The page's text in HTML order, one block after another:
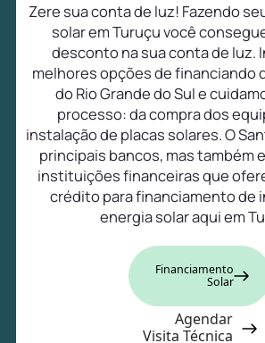
Zere sua conta de luz! Fazendo
solar em Turuçu você
desconto na sua conta de luz.
melhores opções de financiando
do Rio Grande do Sul e
processo: da compra dos
instalação de placas solares. O
principais bancos, mas também
instituições financeiras que
crédito para financiamento de
energia solar aqui em
Financiamento
Solar
Agendar
Visita Técnica